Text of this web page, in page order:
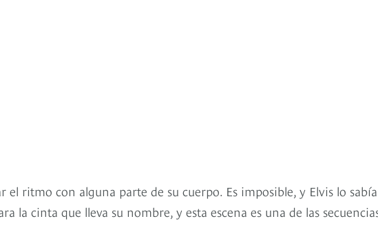
el ritmo con alguna parte de su cuerpo. Es imposible, y Elvis lo
la cinta que lleva su nombre, y esta escena es una de las